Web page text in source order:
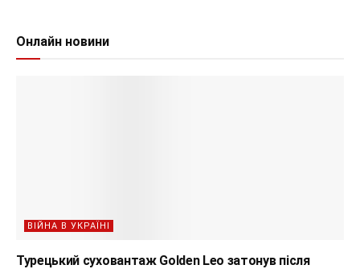
Онлайн новини
ВІЙНА В УКРАЇНІ
Турецький суховантаж Golden Leo затонув після